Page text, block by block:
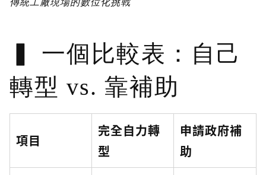
一個比較表：自己
轉型 vs. 靠補助
項目
完全自力轉
型
申請政府補
助